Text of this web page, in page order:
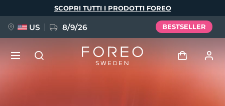
SCOPRI TUTTI I PRODOTTI FOREO
US 8/9/26 BESTSELLER